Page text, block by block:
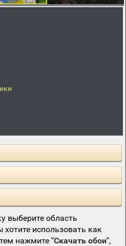
выберите область
использовать как
нажмите "Скачать обои",